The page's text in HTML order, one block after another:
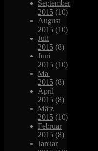
September
2015 (10)
August
2015 (10)
Juli
2015 (8)
Juni
2015 (10)
Mai
2015 (8)
April
2015 (8)
März
2015 (10)
Februar
2015 (8)
Januar